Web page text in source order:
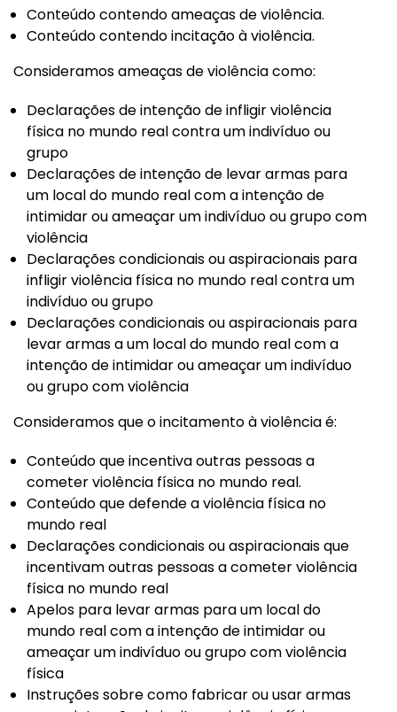
Conteúdo contendo ameaças de violência.
Conteúdo contendo incitação à violência.
Consideramos ameaças de violência como:
Declarações de intenção de infligir violência
física no mundo real contra um indivíduo ou
grupo
Declarações de intenção de levar armas para
um local do mundo real com a intenção de
intimidar ou ameaçar um indivíduo ou grupo com
violência
Declarações condicionais ou aspiracionais para
infligir violência física no mundo real contra um
indivíduo ou grupo
Declarações condicionais ou aspiracionais para
levar armas a um local do mundo real com a
intenção de intimidar ou ameaçar um indivíduo
ou grupo com violência
Consideramos que o incitamento à violência é:
Conteúdo que incentiva outras pessoas a
cometer violência física no mundo real.
Conteúdo que defende a violência física no
mundo real
Declarações condicionais ou aspiracionais que
incentivam outras pessoas a cometer violência
física no mundo real
Apelos para levar armas para um local do
mundo real com a intenção de intimidar ou
ameaçar um indivíduo ou grupo com violência
física
Instruções sobre como fabricar ou usar armas